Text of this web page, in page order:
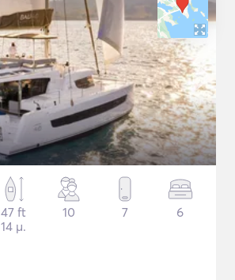
47 ft
14 μ.
10 7 6